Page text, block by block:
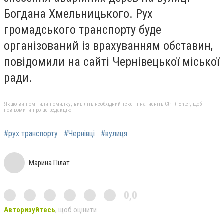
Богдана Хмельницького. Рух
громадського транспорту буде
організований із врахуванням обставин,
повідомили на сайті Чернівецької міської
ради.
Якщо ви помітили помилку, виділіть необхідний текст і натисніть Ctrl + Enter, щоб
повідомити про це редакцію
#рух транспорту #Чернівці #вулиця
Марина Пілат
0,0
Авторизуйтесь, щоб оцінити